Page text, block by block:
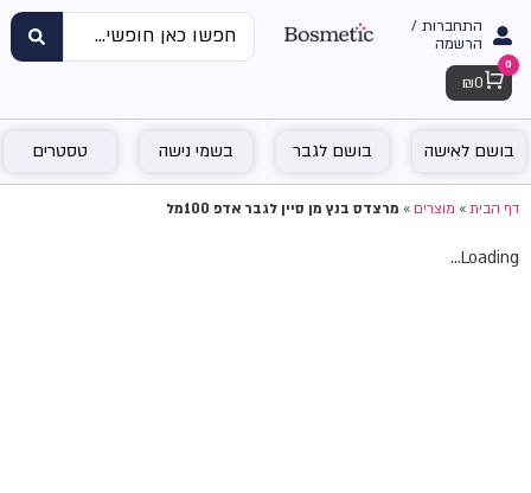
התחברות /
הרשמה
Cart
0
₪ 0
בושם לאישה בושם לגבר בשמי נישה טסטרים
דף הבית»מוצרים»מרצדס בנץ מן סיין לגבר אדפ 100מל
Loading...